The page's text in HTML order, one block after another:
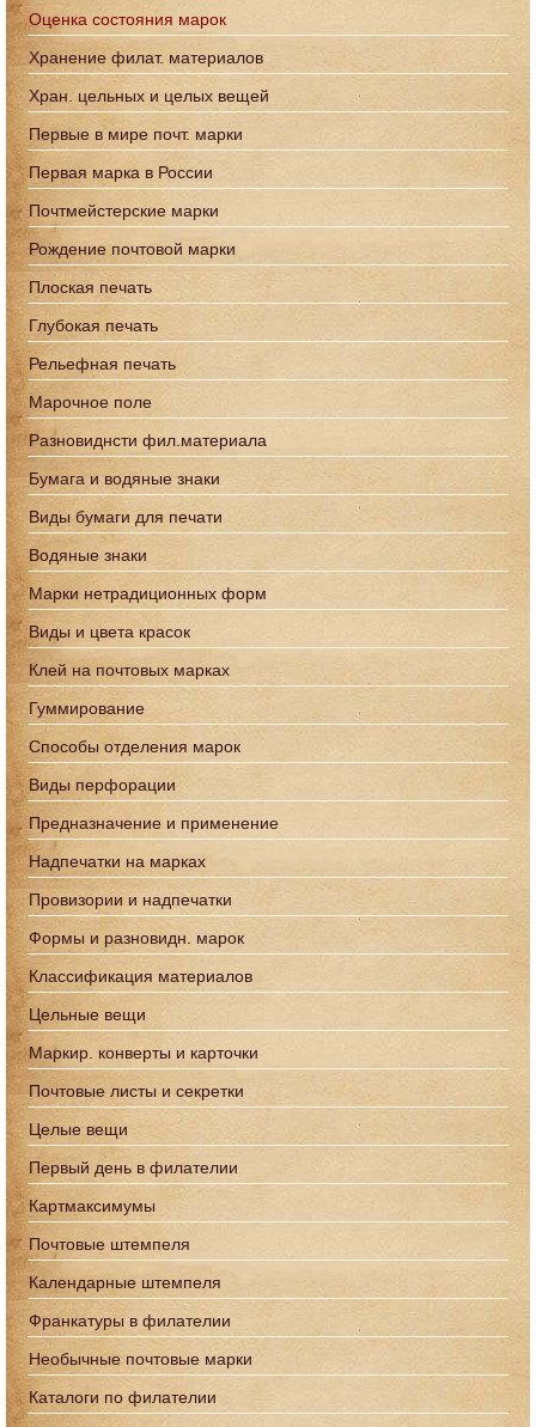
Оценка состояния марок
Хранение филат. материалов
Хран. цельных и целых вещей
Первые в мире почт. марки
Первая марка в России
Почтмейстерские марки
Рождение почтовой марки
Плоская печать
Глубокая печать
Рельефная печать
Марочное поле
Разновиднсти фил.материала
Бумага и водяные знаки
Виды бумаги для печати
Водяные знаки
Марки нетрадиционных форм
Виды и цвета красок
Клей на почтовых марках
Гуммирование
Способы отделения марок
Виды перфорации
Предназначение и применение
Надпечатки на марках
Провизории и надпечатки
Формы и разновидн. марок
Классификация материалов
Цельные вещи
Маркир. конверты и карточки
Почтовые листы и секретки
Целые вещи
Первый день в филателии
Картмаксимумы
Почтовые штемпеля
Календарные штемпеля
Франкатуры в филателии
Необычные почтовые марки
Каталоги по филателии